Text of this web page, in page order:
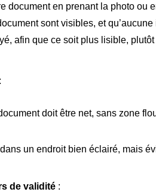
document en prenant la photo ou
sont visibles, et
afin que ce soit plus lisible,
:
doit être net, sans zone
un endroit bien éclairé, mais
de validité :